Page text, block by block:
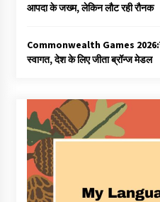
आपदा के जख्म, लेकिन लौट रही रौनक
Commonwealth Games
स्वागत, देश के लिए जीता ब्रॉन्ज मेडल